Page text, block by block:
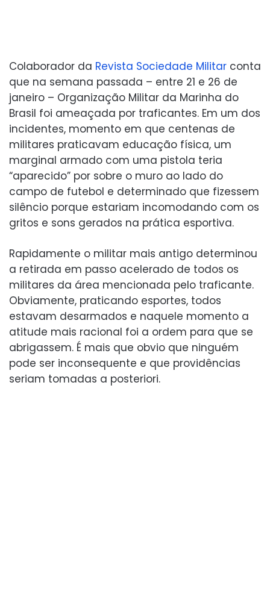
Colaborador da Revista Sociedade Militar conta
que na semana passada – entre 21 e 26 de
janeiro – Organização Militar da Marinha do
Brasil foi ameaçada por traficantes. Em um dos
incidentes, momento em que centenas de
militares praticavam educação física, um
marginal armado com uma pistola teria
“aparecido” por sobre o muro ao lado do
campo de futebol e determinado que fizessem
silêncio porque estariam incomodando com os
gritos e sons gerados na prática esportiva.
Rapidamente o militar mais antigo determinou
a retirada em passo acelerado de todos os
militares da área mencionada pelo traficante.
Obviamente, praticando esportes, todos
estavam desarmados e naquele momento a
atitude mais racional foi a ordem para que se
abrigassem. É mais que obvio que ninguém
pode ser inconsequente e que providências
seriam tomadas a posteriori.